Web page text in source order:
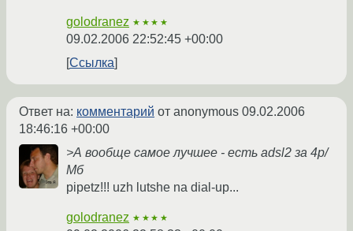
golodranez ★★★★
09.02.2006 22:52:45 +00:00
Ссылка
Ответ на: комментарий от anonymous 09.02.2006
18:46:16 +00:00
>А вообще самое лучшее - есть adsl2 за 4р/
Мб
pipetz!!! uzh lutshe na dial-up...
golodranez ★★★★